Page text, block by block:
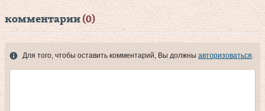
комментарии(0)
Для того, чтобы оставить комментарий, Вы должны авторизоваться.